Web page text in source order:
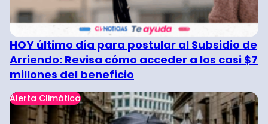
HOY último día para postular al Subsidio de
Arriendo: Revisa cómo acceder a los casi $7
millones del beneficio
Alerta Climática